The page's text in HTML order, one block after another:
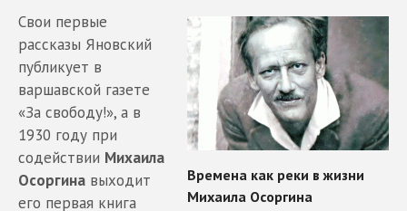
Свои первые
рассказы Яновский
публикует в
варшавской газете
«За свободу!», а в
1930 году при
содействии Михаила
Осоргина выходит
его первая книга